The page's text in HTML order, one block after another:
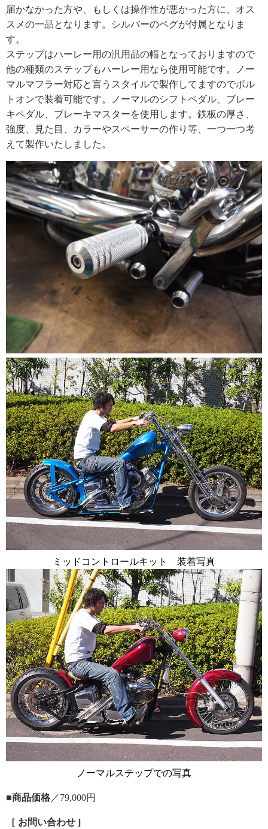
届かなかった方や、もしくは操作性が悪かった方に、オス
スメの一品となります。シルバーのペグが付属となりま
す。
ステップはハーレー用の汎用品の幅となっておりますので
他の種類のステップもハーレー用なら使用可能です。ノー
マルマフラー対応と言うスタイルで製作してますのでボル
トオンで装着可能です。ノーマルのシフトペダル、ブレー
キペダル、ブレーキマスターを使用します。鉄板の厚さ、
強度、見た目、カラーやスペーサーの作り等、一つ一つ考
えて製作いたしました。
ミッドコントロールキット 装着写真
ノーマルステップでの写真
■商品価格 ／79,000円
［ お問い合わせ ]